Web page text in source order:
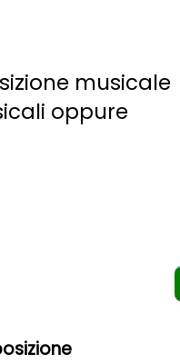
musicale
oppure